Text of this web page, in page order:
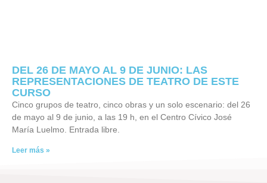
DEL 26 DE MAYO AL 9 DE JUNIO: LAS
REPRESENTACIONES DE TEATRO DE ESTE
CURSO
Cinco grupos de teatro, cinco obras y un solo escenario: del 26
de mayo al 9 de junio, a las 19 h, en el Centro Cívico José
María Luelmo. Entrada libre.
Leer más »